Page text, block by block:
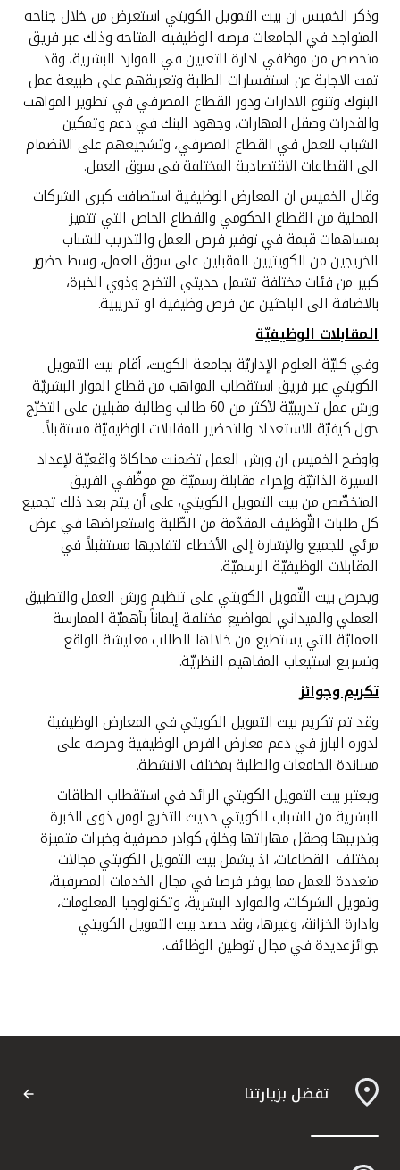
مصر
المملكة المتحدة
مملكة البحرين
وذكر الخميس ان بيت التمويل الكويتي استعرض من خلال جناحه
المتواجد في الجامعات فرصه الوظيفيه المتاحه وذلك عبر فريق
متخصص من موظفي ادارة التعيين في الموارد البشرية، وقد
تمت الاجابة عن استفسارات الطلبة وتعريقهم على طبيعة عمل
البنوك وتنوع الادارات ودور القطاع المصرفي في تطوير المواهب
والقدرات وصقل المهارات، وجهود البنك في دعم وتمكين
الشباب للعمل في القطاع المصرفي، وتشجيعهم على الانضمام
الى القطاعات الاقتصادية المختلفة فى سوق العمل.
وقال الخميس ان المعارض الوظيفية استضافت كبرى الشركات
المحلية من القطاع الحكومي والقطاع الخاص التي تتميز
بمساهمات قيمة في توفير فرص العمل والتدريب للشباب
الخريجين من الكويتيين المقبلين على سوق العمل، وسط حضور
كبير من فئات مختلفة تشمل حديثي التخرج وذوي الخبرة،
بالاضافة الى الباحثين عن فرص وظيفية او تدريبية.
المقابلات الوظيفيّة
وفي كليّة العلوم الإداريّة بجامعة الكويت، أقام بيت التمويل
الكويتي عبر فريق استقطاب المواهب من قطاع الموار البشريّة
ورش عمل تدريبيّة لأكثر من 60 طالب وطالبة مقبلين على التخرّج
حول كيفيّة الاستعداد والتحضير للمقابلات الوظيفيّة مستقبلاً.
واوضح الخميس ان ورش العمل تضمنت محاكاة واقعيّة لإعداد
السيرة الذاتيّة وإجراء مقابلة رسميّة مع موظّفي الفريق
المتخصّص من بيت التمويل الكويتي، على أن يتم بعد ذلك تجميع
كل طلبات التّوظيف المقدّمة من الطّلبة واستعراضها في عرض
مرئي للجميع والإشارة إلى الأخطاء لتفاديها مستقبلاً في
المقابلات الوظيفيّة الرسميّة.
ويحرص بيت التّمويل الكويتي على تنظيم ورش العمل والتطبيق
العملي والميداني لمواضيع مختلفة إيماناً بأهميّة الممارسة
العمليّة التي يستطيع من خلالها الطالب معايشة الواقع
وتسريع استيعاب المفاهيم النظريّة.
تكريم وجوائز
وقد تم تكريم بيت التمويل الكويتي في المعارض الوظيفية
لدوره البارز في دعم معارض الفرص الوظيفية وحرصه على
مساندة الجامعات والطلبة بمختلف الانشطة.
ويعتبر بيت التمويل الكويتي الرائد في استقطاب الطاقات
البشرية من الشباب الكويتي حديث التخرج اومن ذوى الخبرة
وتدريبها وصقل مهاراتها وخلق كوادر مصرفية وخبرات متميزة
بمختلف القطاعات، اذ يشمل بيت التمويل الكويتي مجالات
متعددة للعمل مما يوفر فرصا في مجال الخدمات المصرفية،
وتمويل الشركات، والموارد البشرية، وتكنولوجيا المعلومات،
وادارة الخزانة، وغيرها، وقد حصد بيت التمويل الكويتي
جوائزعديدة في مجال توطين الوظائف.
تفضل بزيارتنا